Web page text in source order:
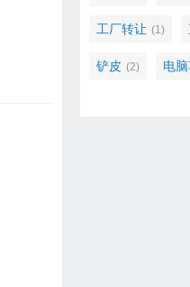
工厂转让 (1)
铲皮 (2) 电